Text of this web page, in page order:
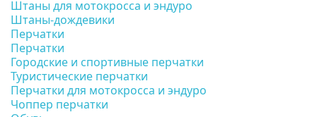
Штаны для мотокросса и эндуро
Штаны-дождевики
Перчатки
Перчатки
Городские и спортивные перчатки
Туристические перчатки
Перчатки для мотокросса и эндуро
Чоппер перчатки